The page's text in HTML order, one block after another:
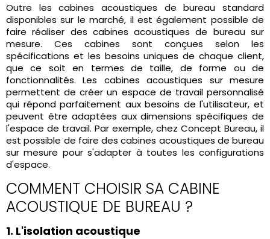
Outre les cabines acoustiques de bureau standard
disponibles sur le marché, il est également possible de
faire réaliser des cabines acoustiques de bureau sur
mesure. Ces cabines sont conçues selon les
spécifications et les besoins uniques de chaque client,
que ce soit en termes de taille, de forme ou de
fonctionnalités. Les cabines acoustiques sur mesure
permettent de créer un espace de travail personnalisé
qui répond parfaitement aux besoins de l'utilisateur, et
peuvent être adaptées aux dimensions spécifiques de
l'espace de travail. Par exemple, chez Concept Bureau, il
est possible de faire des cabines acoustiques de bureau
sur mesure pour s'adapter à toutes les configurations
d'espace.
COMMENT CHOISIR SA CABINE
ACOUSTIQUE DE BUREAU ?
1. L'isolation acoustique